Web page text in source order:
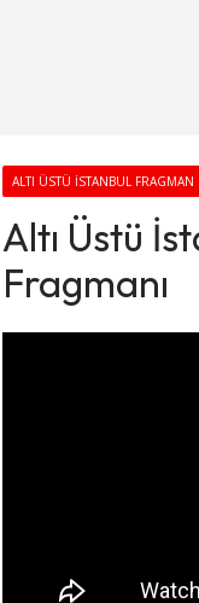
ALTI ÜSTÜ İSTANBUL FRAGMAN
Altı Üstü
Fragmanı